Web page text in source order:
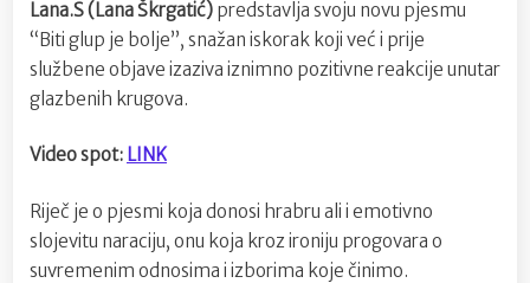
je
osvojila
Lana.S (Lana Škrgatić) predstavlja svoju novu pjesmu
“Biti glup je bolje”, snažan iskorak koji već i prije
službene objave izaziva iznimno pozitivne reakcije unutar
glazbenih krugova.
Video spot: LINK
Riječ je o pjesmi koja donosi hrabru ali i emotivno
slojevitu naraciju, onu koja kroz ironiju progovara o
suvremenim odnosima i izborima koje činimo.